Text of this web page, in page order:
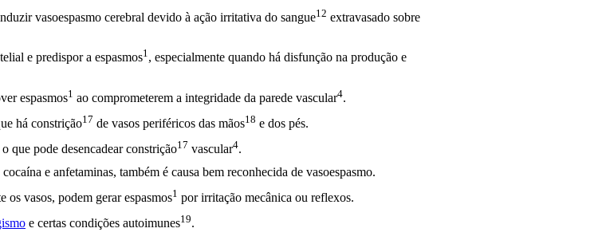
vasoespasmo cerebral devido à ação irritativa do sangue12 extravasado sobre
e predispor a espasmos1, especialmente quando há disfunção na produção e
espasmos1 ao comprometerem a integridade da parede vascular4.
há constrição17 de vasos periféricos das mãos18 e dos pés.
que pode desencadearconstrição17 vascular4.
e anfetaminas, também é causa bem reconhecida de vasoespasmo.
os vasos, podem gerarespasmos1 por irritação mecânica ou reflexos.
e certas condições autoimunes19.